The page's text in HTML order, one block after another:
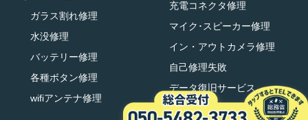
ガラス割れ修理
水没修理
バッテリー修理
各種ボタン修理
wifiアンテナ修理
充電コネクタ修理
マイク･スピーカー修理
イン・アウトカメラ修理
自己修理失敗
データ復旧サービス